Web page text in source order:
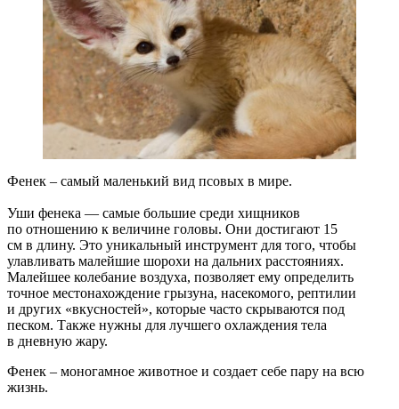
Фенек – самый маленький вид псовых в мире.
Уши фенека — самые большие среди хищников
по отношению к величине головы. Они достигают 15
см в длину. Это уникальный инструмент для того, чтобы
улавливать малейшие шорохи на дальних расстояниях.
Малейшее колебание воздуха, позволяет ему определить
точное местонахождение грызуна, насекомого, рептилии
и других «вкусностей», которые часто скрываются под
песком. Также нужны для лучшего охлаждения тела
в дневную жару.
Фенек – моногамное животное и создает себе пару на всю
жизнь.